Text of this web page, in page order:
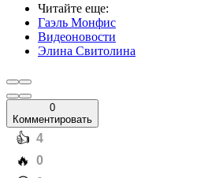
Читайте еще:
Гаэль Монфис
Видеоновости
Элина Свитолина
0
Комментировать
️👍 4
️🔥 0